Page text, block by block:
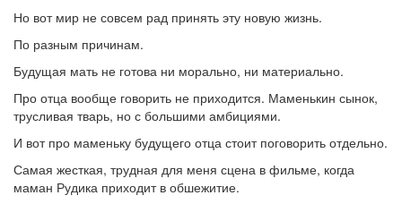
Но вот мир не совсем рад принять эту новую жизнь.
По разным причинам.
Будущая мать не готова ни морально, ни материально.
Про отца вообще говорить не приходится. Маменькин сынок,
трусливая тварь, но с большими амбициями.
И вот про маменьку будущего отца стоит поговорить отдельно.
Самая жесткая, трудная для меня сцена в фильме, когда
маман Рудика приходит в обшежитие.